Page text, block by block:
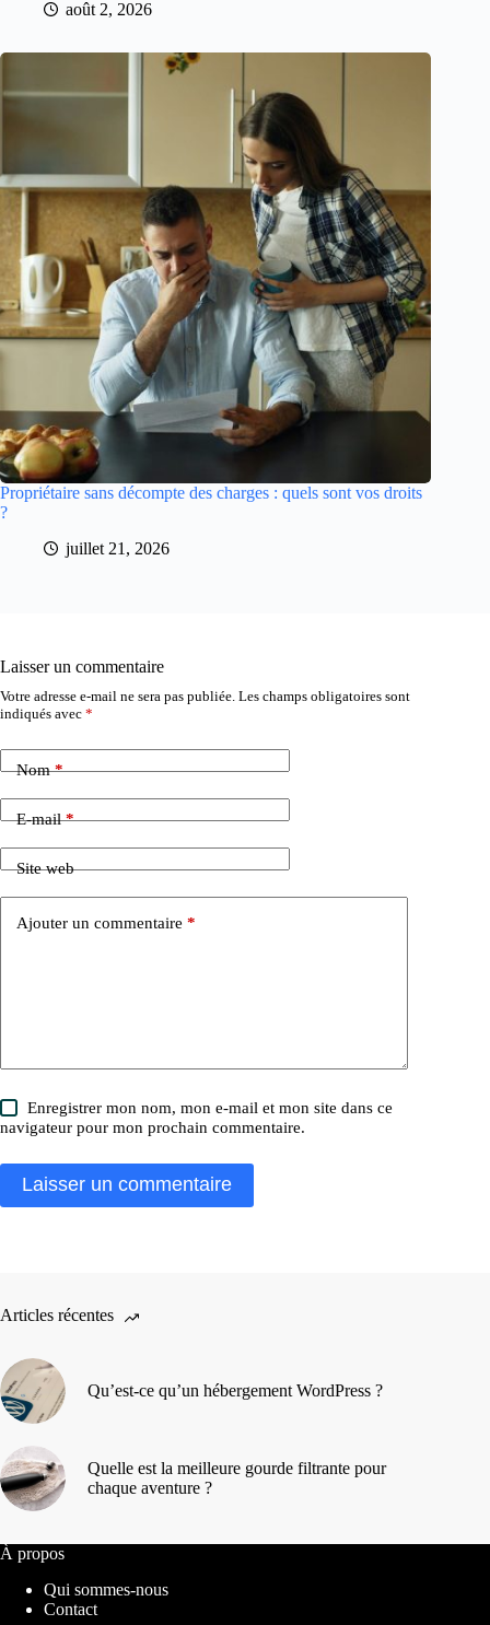
août 2, 2026
Propriétaire sans décompte des charges : quels sont vos droits
?
juillet 21, 2026
Laisser un commentaire
Votre adresse e-mail ne sera pas publiée. Les champs obligatoires sont
indiqués avec *
Nom*
E-mail*
Site web
Ajouter un commentaire *
Enregistrer mon nom, mon e-mail et mon site dans ce
navigateur pour mon prochain commentaire.
Laisser un commentaire
Articles récentes
Qu’est-ce qu’un hébergement WordPress ?
Quelle est la meilleure gourde filtrante pour
chaque aventure ?
À propos
Qui sommes-nous
Contact